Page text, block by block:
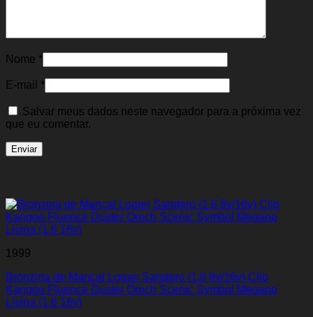
Nome *
E-mail *
Salvar meus dados neste navegador para a próxima vez
que eu comentar.
1999
Bronzina de Mancal Logan Sandero (1.6 8v/16v) Clio
Kangoo Fluence Duster Oroch Scenic Symbol Megane
Livina (1.6 16v)